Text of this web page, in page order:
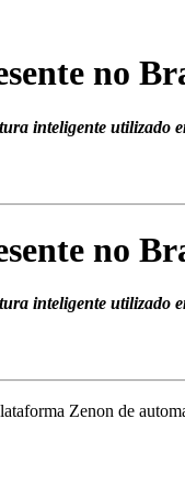
no
inteligente utilizado
no
inteligente utilizado
Zenon de